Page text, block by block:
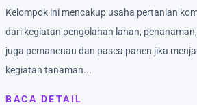
Kelompok ini mencakup usaha pertanian
dari kegiatan pengolahan lahan,
juga pemanenan dan pasca panen jika
kegiatan tanaman...
BACA DETAIL